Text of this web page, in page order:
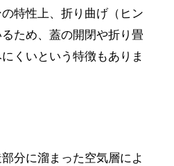
特性上、折り曲げ（ヒン
ため、蓋の開閉や折り畳
くいという特徴もありま
分に溜まった空気層によ